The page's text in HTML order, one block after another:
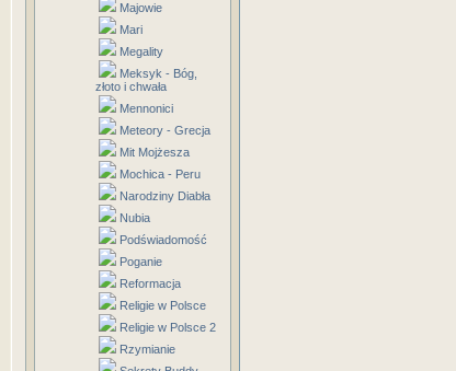
Majowie
Mari
Megality
Meksyk - Bóg,
złoto i chwała
Mennonici
Meteory - Grecja
Mit Mojżesza
Mochica - Peru
Narodziny Diabła
Nubia
Podświadomość
Poganie
Reformacja
Religie w Polsce
Religie w Polsce 2
Rzymianie